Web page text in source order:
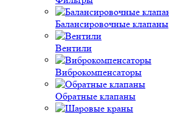
Балансировочные клапаны
Вентили
Виброкомпенсаторы
Обратные клапаны